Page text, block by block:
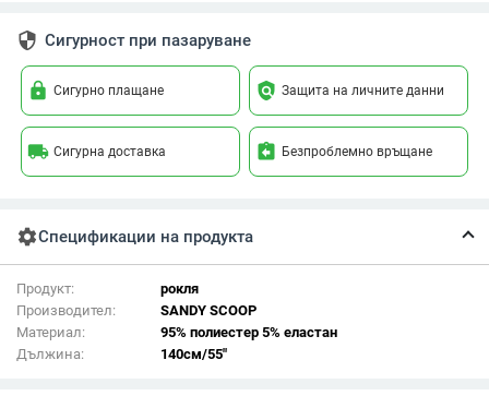
security Сигурност при пазаруване
lock Сигурно плащане policy Защита на личните данни
local_shipping Сигурна доставка assignment_return Безпроблемно връщане
settingsСпецификации на продукта
Продукт:
рокля
Производител:
SANDY SCOOP
Материал:
95% полиестер 5% еластан
Дължина:
140см/55"